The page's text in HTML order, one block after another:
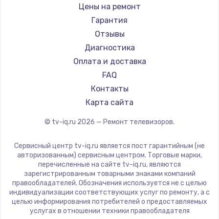
Замена видеокарты
1600 руб.
Ремонт разъема питания
880 руб.
Заказать
Замена видеочипа
Заказать
Замена северного моста
2600 руб.
Заказать
Daewoo
Centek
Telefunken
Hyundai
Doffler
Hiper
Grundig
HITACHI
Yandex
National
iFFALCON
Tuvio
Nord
Цены на ремонт
Гарантия
Отзывы
Диагностика
Оплата и доставка
FAQ
Контакты
Карта сайта
© tv-iq.ru 2026 — Ремонт телевизоров.
Сервисный центр tv-iq.ru является пост гарантийным (не
авторизованным) сервисным центром. Торговые марки,
перечисленные на сайте tv-iq.ru, являются
зарегистрированным товарными знаками компаний
правообладателей. Обозначения используется не с целью
индивидуализации соответствующих услуг по ремонту, а с
целью информирования потребителей о предоставляемых
услугах в отношении техники правообладателя